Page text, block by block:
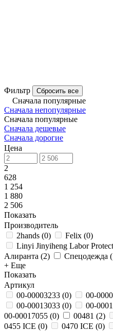
Фильтр Сбросить все
Сначала популярные
Сначала непопулярные
Сначала популярные
Сначала дешевые
Сначала дорогие
Цена
2
628
1 254
1 880
2 506
Показать
Производитель
2hands (0) Felix (0)
Linyi Jinyiheng Labor
Алиранта (2) Спецодежда (
+ Еще
Показать
Артикул
00-00003233 (0) 00-
00-00013033 (0) 00-
00-00017055 (0) 00481 (2)
0455 ICE (0) 0470 ICE (0)